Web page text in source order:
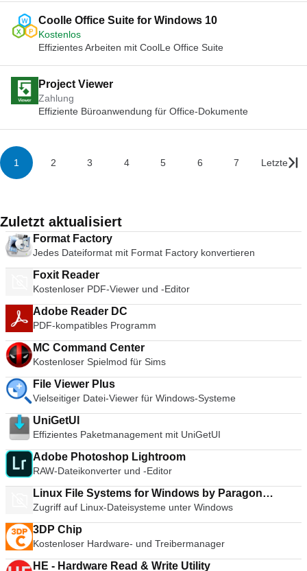
Coolle Office Suite for Windows 10
Kostenlos
Effizientes Arbeiten mit CoolLe Office Suite
Project Viewer
Zahlung
Effiziente Büroanwendung für Office-Dokumente
1 2 3 4 5 6 7 Letzte
Zuletzt aktualisiert
Format Factory
Jedes Dateiformat mit Format Factory konvertieren
Foxit Reader
Kostenloser PDF-Viewer und -Editor
Adobe Reader DC
PDF-kompatibles Programm
MC Command Center
Kostenloser Spielmod für Sims
File Viewer Plus
Vielseitiger Datei-Viewer für Windows-Systeme
UniGetUI
Effizientes Paketmanagement mit UniGetUI
Adobe Photoshop Lightroom
RAW-Dateikonverter und -Editor
Linux File Systems for Windows by Paragon
Software
Zugriff auf Linux-Dateisysteme unter Windows
3DP Chip
Kostenloser Hardware- und Treibermanager
HE - Hardware Read & Write Utility